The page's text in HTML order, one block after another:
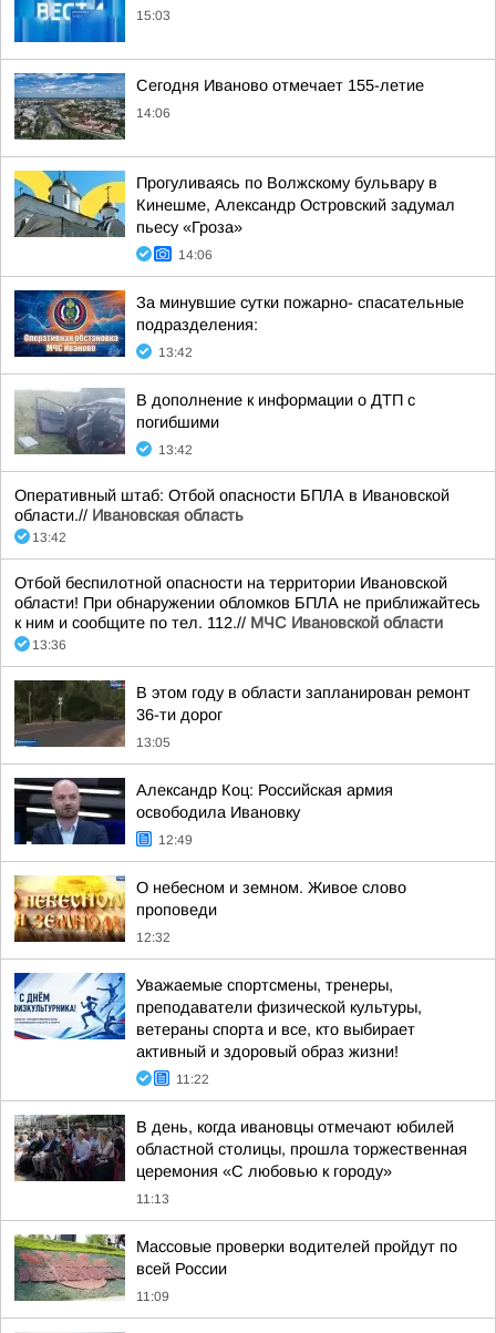
15:03
Сегодня Иваново отмечает 155-летие
14:06
Прогуливаясь по Волжскому бульвару в
Кинешме, Александр Островский задумал
пьесу «Гроза»
14:06
За минувшие сутки пожарно- спасательные
подразделения:
13:42
В дополнение к информации о ДТП с
погибшими
13:42
Оперативный штаб: Отбой опасности БПЛА в Ивановской
области.// Ивановская область
13:42
Отбой беспилотной опасности на территории Ивановской
области! При обнаружении обломков БПЛА не приближайтесь
к ним и сообщите по тел. 112.// МЧС Ивановской области
13:36
В этом году в области запланирован ремонт
36-ти дорог
13:05
Александр Коц: Российская армия
освободила Ивановку
12:49
О небесном и земном. Живое слово
проповеди
12:32
Уважаемые спортсмены, тренеры,
преподаватели физической культуры,
ветераны спорта и все, кто выбирает
активный и здоровый образ жизни!
11:22
В день, когда ивановцы отмечают юбилей
областной столицы, прошла торжественная
церемония «С любовью к городу»
11:13
Массовые проверки водителей пройдут по
всей России
11:09